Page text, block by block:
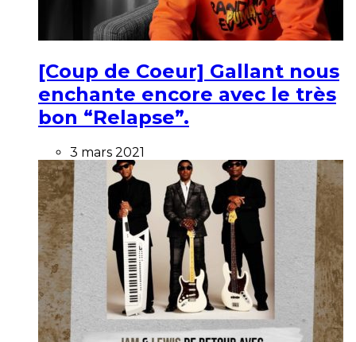
[Coup de Coeur] Gallant nous
enchante encore avec le très
bon “Relapse”.
3 mars 2021